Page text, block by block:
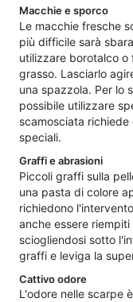
Macchie e sporco
Le macchie fresche
più difficile sarà
utilizzare borotalco o
grasso. Lasciarlo
una spazzola. Per lo
possibile utilizzare
scamosciata
speciali.
Graffi e abrasioni
Piccoli graffi sulla
una pasta di colore
richiedono
anche essere
sciogliendosi sotto
graffi e leviga la
Cattivo odore
L'odore nelle scarpe